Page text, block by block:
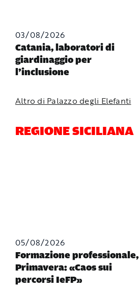
03/08/2026
Catania, laboratori di
giardinaggio per
l’inclusione
Altro di Palazzo degli Elefanti
REGIONE SICILIANA
05/08/2026
Formazione professionale,
Primavera: «Caos sui
percorsi IeFP»